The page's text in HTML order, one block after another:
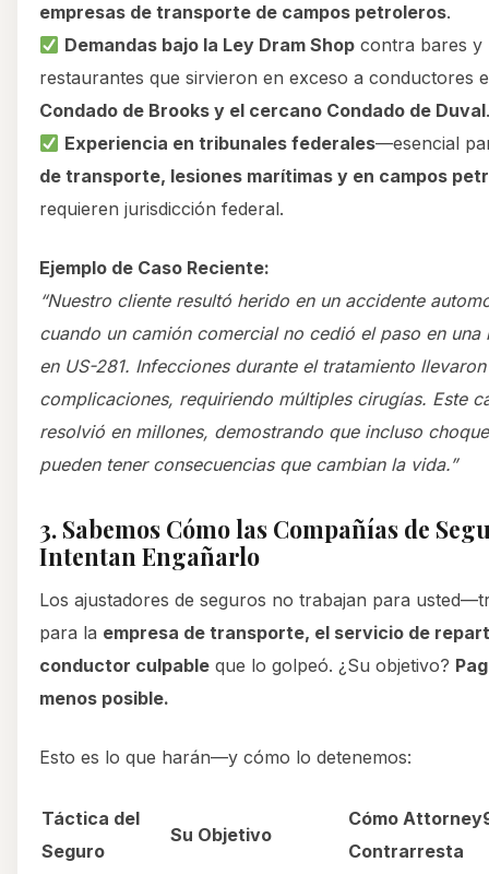
empresas de transporte de campos petroleros.
Demandas bajo la Ley Dram Shop contra bares y
restaurantes que sirvieron en exceso a conductores
Condado de Brooks y el cercano Condado de Duval.
Experiencia en tribunales federales—esencial
de transporte, lesiones marítimas y en campos
requieren jurisdicción federal.
Ejemplo de Caso Reciente:
“Nuestro cliente resultó herido en un accidente
cuando un camión comercial no cedió el paso en una
en US-281. Infecciones durante el tratamiento
complicaciones, requiriendo múltiples cirugías. Este
resolvió en millones, demostrando que incluso
pueden tener consecuencias que cambian la vida.”
3. Sabemos Cómo las Compañías de
Intentan Engañarlo
Los ajustadores de seguros no trabajan para
para la empresa de transporte, el servicio de
conductor culpable que lo golpeó. ¿Su objetivo?
menos posible.
Esto es lo que harán—y cómo lo detenemos:
Táctica del
Seguro
Su Objetivo
Cómo
Contrarresta